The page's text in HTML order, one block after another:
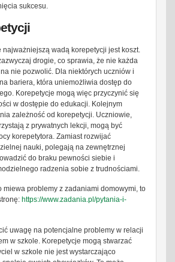
sukcesu.
najważniejszą wadą korepetycji jest koszt.
drogie, co sprawia, że nie każda
nie pozwolić. Dla niektórych uczniów i
bariera, która uniemożliwia dostęp do
Korepetycje mogą więc przyczynić się
w dostępie do edukacji. Kolejnym
zależność od korepetycji. Uczniowie,
z prywatnych lekcji, mogą być
korepetytora. Zamiast rozwijać
nauki, polegają na zewnętrznej
do braku pewności siebie i
radzenia sobie z trudnościami.
miewa problemy z zadaniami domowymi, to
https://www.zadania.pl/pytania-i-
uwagę na potencjalne problemy w relacji
w szkole. Korepetycje mogą stwarzać
w szkole nie jest wystarczająco